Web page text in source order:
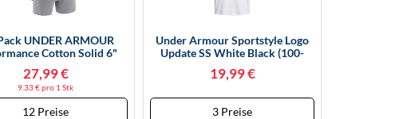
UNDER ARMOUR
Cotton Solid 6"
Midnight Navy L
27,99 €
9.33 € pro 1 Stk
12 Preise
Under Armour Sportstyle Logo
Update SS White Black (100-
19,99 €
3 Preise